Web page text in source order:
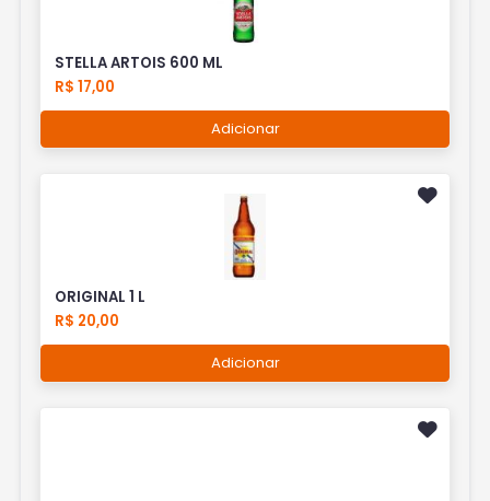
STELLA ARTOIS 600 ML
R$ 17,00
Adicionar
ORIGINAL 1 L
R$ 20,00
Adicionar